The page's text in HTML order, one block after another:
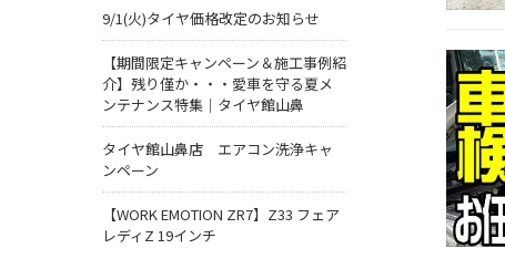
9/1(火)タイヤ価格改定のお知らせ
【期間限定キャンペーン＆施工事例紹
介】残り僅か・・・愛車を守る夏メ
ンテナンス特集｜タイヤ館山鼻
タイヤ館山鼻店 エアコン洗浄キャ
ンペーン
【WORK EMOTION ZR7】Z33 フェア
レディZ 19インチ